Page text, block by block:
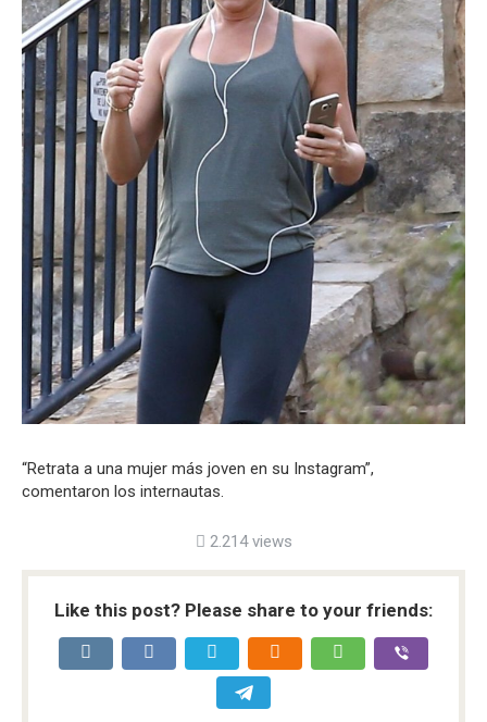
“Retrata a una mujer más joven en su Instagram”,
comentaron los internautas.
2.214 views
Like this post? Please share to your friends: